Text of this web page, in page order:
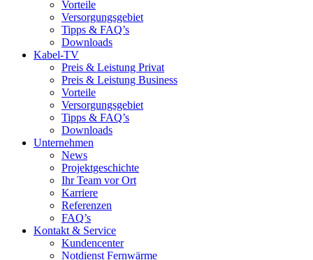
Vorteile
Versorgungsgebiet
Tipps & FAQ’s
Downloads
Kabel-TV
Preis & Leistung Privat
Preis & Leistung Business
Vorteile
Versorgungsgebiet
Tipps & FAQ’s
Downloads
Unternehmen
News
Projektgeschichte
Ihr Team vor Ort
Karriere
Referenzen
FAQ’s
Kontakt & Service
Kundencenter
Notdienst Fernwärme